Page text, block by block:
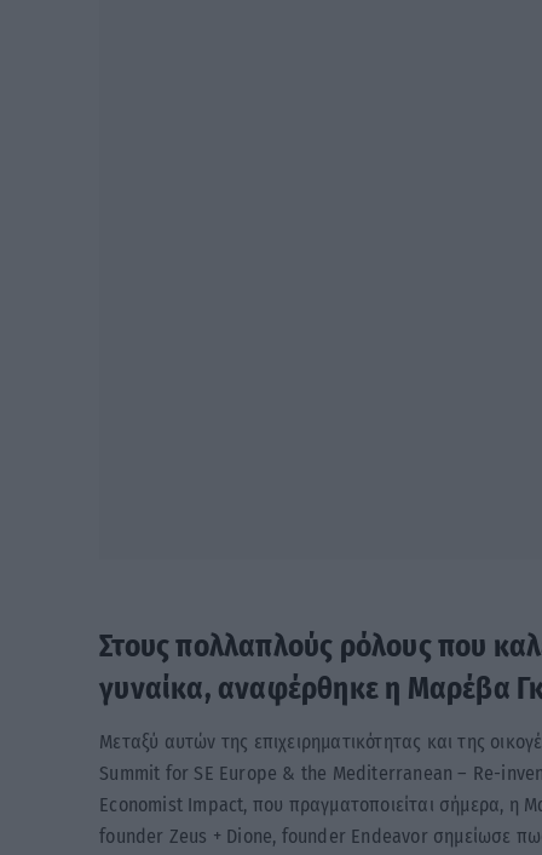
Στους πολλαπλούς ρόλους που
γυναίκα, αναφέρθηκε η Μαρέβα
Μεταξύ αυτών της επιχειρηματικότητας και της
Summit for SE Europe & the Mediterranean – Re-
Economist Impact, που πραγματοποιείται σήμερα,
founder Zeus + Dione, founder Endeavor σημείωσε πως